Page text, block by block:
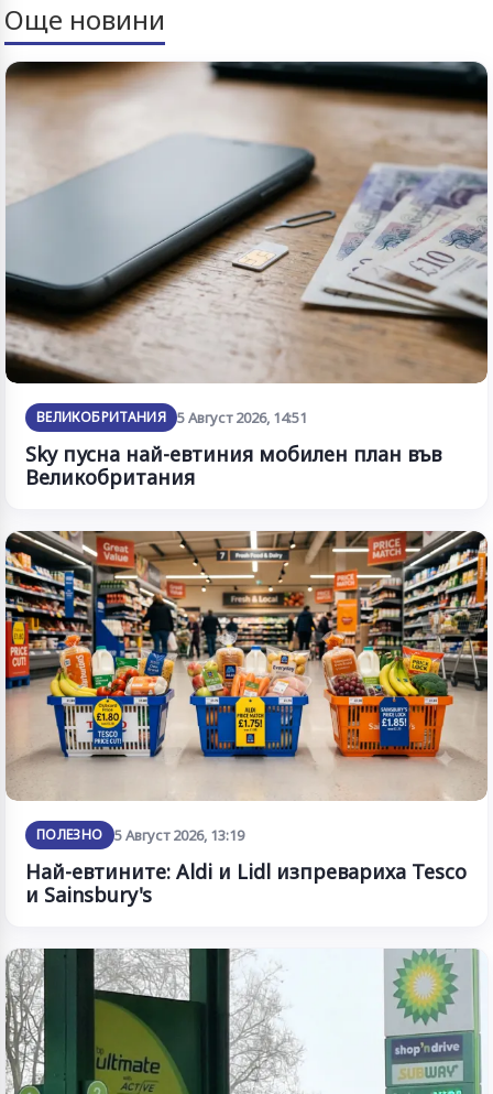
Още новини
ВЕЛИКОБРИТАНИЯ 5 Август 2026, 14:51
Sky пусна най-евтиния мобилен план във
Великобритания
ПОЛЕЗНО 5 Август 2026, 13:19
Най-евтините: Aldi и Lidl изпревариха Tesco
и Sainsbury's